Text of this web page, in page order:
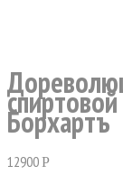
Борхартъ
12900Р